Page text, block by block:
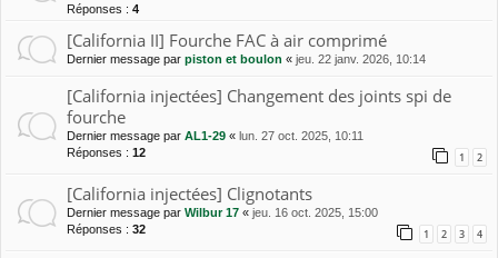
Réponses : 4
[California II] Fourche FAC à air comprimé
Dernier message par piston et boulon « jeu. 22 janv. 2026, 10:14
[California injectées] Changement des joints spi de
fourche
Dernier message par AL1-29 « lun. 27 oct. 2025, 10:11
Réponses : 12 1 2
[California injectées] Clignotants
Dernier message par Wilbur 17 « jeu. 16 oct. 2025, 15:00
Réponses : 32 1 2 3 4